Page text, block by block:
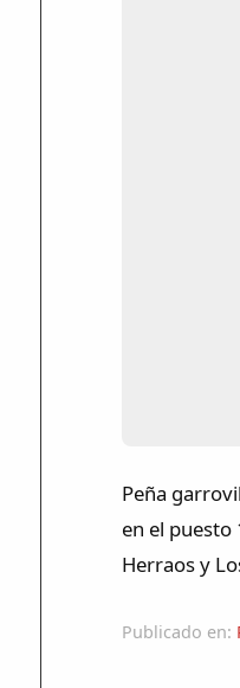
Peña
en el puesto
Herraos y
Publicado en: